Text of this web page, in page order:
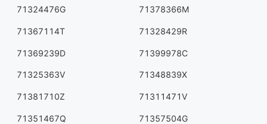
71324476G 71378366M
71367114T 71328429R
71369239D 71399978C
71325363V 71348839X
71381710Z 71311471V
71351467Q 71357504G